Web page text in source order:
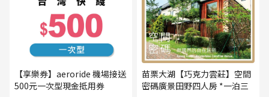
【享樂券】aeroride 機場接送
500元一次型現金抵用券
苗栗大湖【巧克力雲莊】空間
密碼廣景田野四人房 *一泊三